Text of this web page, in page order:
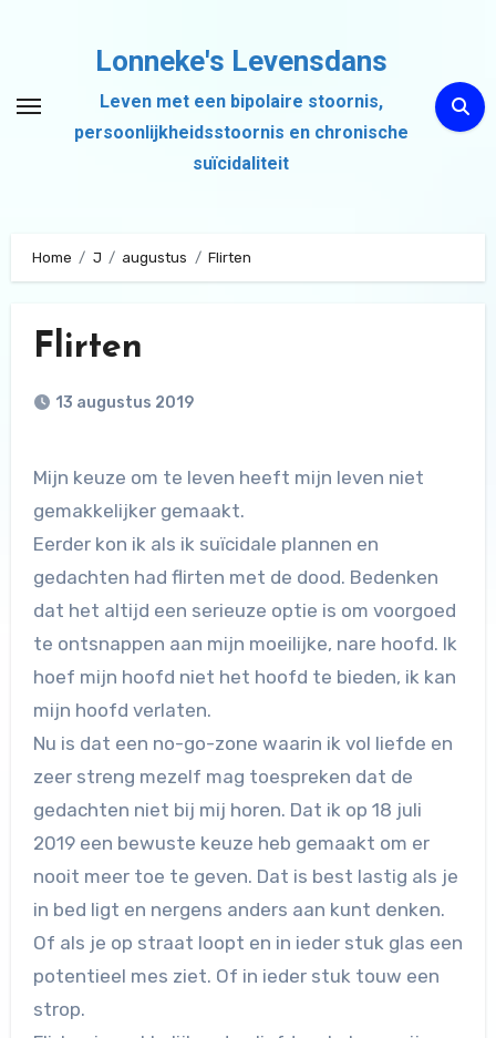
inhoud
Lonneke's Levensdans
Leven met een bipolaire stoornis,
persoonlijkheidsstoornis en chronische
suïcidaliteit
Home J augustus Flirten
Flirten
13 augustus 2019
Mijn keuze om te leven heeft mijn leven niet
gemakkelijker gemaakt.
Eerder kon ik als ik suïcidale plannen en
gedachten had flirten met de dood. Bedenken
dat het altijd een serieuze optie is om voorgoed
te ontsnappen aan mijn moeilijke, nare hoofd. Ik
hoef mijn hoofd niet het hoofd te bieden, ik kan
mijn hoofd verlaten.
Nu is dat een no-go-zone waarin ik vol liefde en
zeer streng mezelf mag toespreken dat de
gedachten niet bij mij horen. Dat ik op 18 juli
2019 een bewuste keuze heb gemaakt om er
nooit meer toe te geven. Dat is best lastig als je
in bed ligt en nergens anders aan kunt denken.
Of als je op straat loopt en in ieder stuk glas een
potentieel mes ziet. Of in ieder stuk touw een
strop.